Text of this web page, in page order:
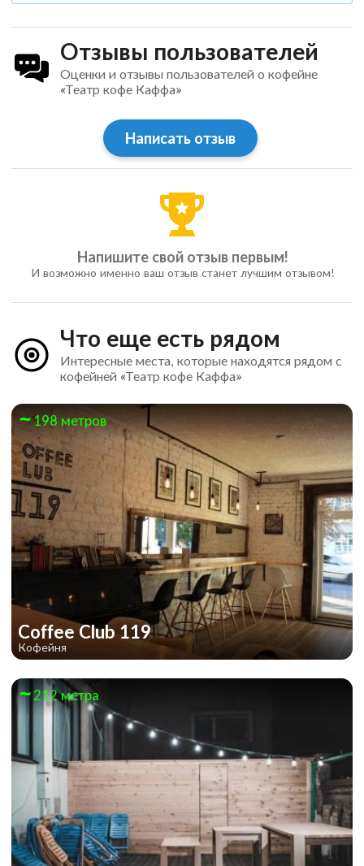
Отзывы пользователей
Оценки и отзывы пользователей о кофейне
«Театр кофе Каффа»
Написать отзыв
Напишите свой отзыв первым!
И возможно именно ваш отзыв станет лучшим отзывом!
Что еще есть рядом
Интересные места, которые находятся рядом с
кофейней «Театр кофе Каффа»
198 метров
Coffee Club 119
Кофейня
212 метра